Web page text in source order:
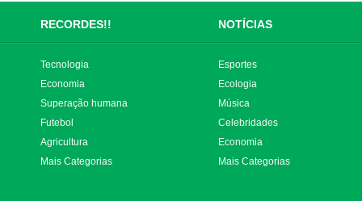
RECORDES!! NOTÍCIAS
Tecnologia
Economia
Superação humana
Futebol
Agricultura
Mais Categorias
Esportes
Ecologia
Música
Celebridades
Economia
Mais Categorias